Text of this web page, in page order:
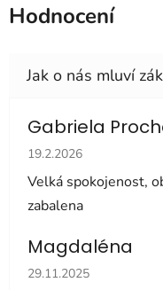
Hodnocení
Gabriela
Hodnocení obchodu
19.2.2026
Velká spokojenost,
zabalena
Magdaléna
Hodnocení obchodu
29.11.2025